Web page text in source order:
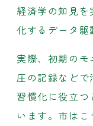
経済学の知見
化するデータ駆
実際、初期の
圧の記録など
習慣化に役立
います。市は